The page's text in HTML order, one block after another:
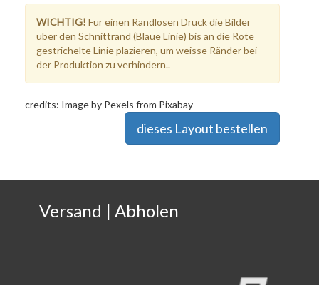
WICHTIG! Für einen Randlosen Druck die Bilder
über den Schnittrand (Blaue Linie) bis an die Rote
gestrichelte Linie plazieren, um weisse Ränder bei
der Produktion zu verhindern..
credits: Image by Pexels from Pixabay
Versand | Abholen